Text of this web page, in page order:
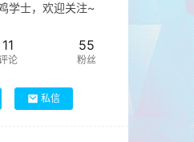
学士，欢迎关注~
11
论
55
粉丝
私信